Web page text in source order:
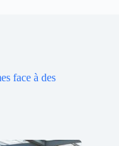
face à des